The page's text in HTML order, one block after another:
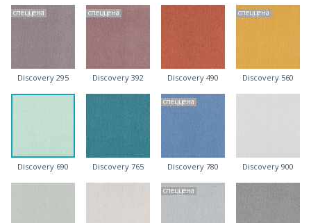
спеццена
Discovery 295
спеццена
Discovery 392 Discovery 490
спеццена
Discovery 560
Discovery 690 Discovery 765
спеццена
Discovery 780 Discovery 900
спеццена